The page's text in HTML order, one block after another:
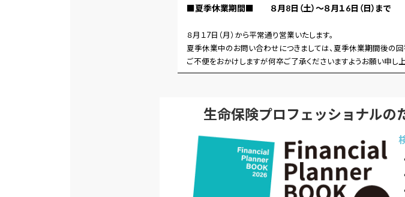
■夏季休業期間■ ８月8日（土）～８月１6日（日）まで
８月１7日（月）から平常通り営業いたします。
夏季休業中のお問い合わせにつきましては、夏季休業期間後の回
ご不便をおかけしますが何卒ご了承くださいますようお願い申し上
生命保険プロフェッショナルの